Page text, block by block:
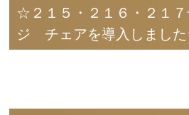
☆２１５・２１６・２１
ジ チェアを導入しまし